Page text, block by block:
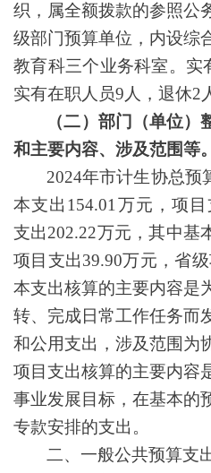
织，属全额拨款的参照公
级部门预算单位，内设综
教育科三个业务科室。实
实有在职人员9人，退休2
（二）部门（单位）
和主要内容、涉及范围等。
2024年市计生协总预
本支出154.01万元，项
支出202.22万元，其中基
项目支出39.90万元，省
本支出核算的主要内容是
转、完成日常工作任务而
和公用支出，涉及范围为
项目支出核算的主要内容
事业发展目标，在基本的
专款安排的支出。
二、一般公共预算支